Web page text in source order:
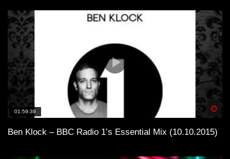
01:59:39
Ben Klock – BBC Radio 1’s Essential Mix (10.10.2015)